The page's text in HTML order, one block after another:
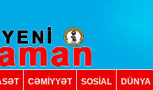
CƏMİYYƏT SOSIAL DÜNYA